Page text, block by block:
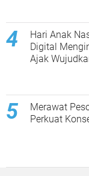
Hari Anak
Digital
Ajak
Merawat
Perkuat